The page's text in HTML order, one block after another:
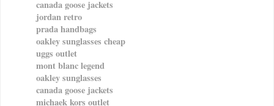
canada goose jackets
jordan retro
prada handbags
oakley sunglasses cheap
uggs outlet
mont blanc legend
oakley sunglasses
canada goose jackets
michaek kors outlet